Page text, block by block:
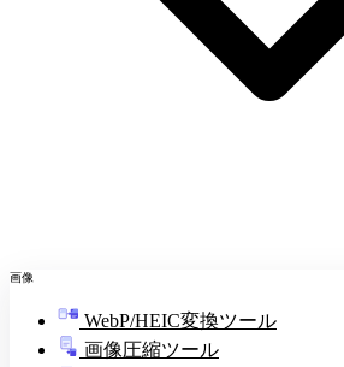
画像
WebP/HEIC変換ツール
画像圧縮ツール